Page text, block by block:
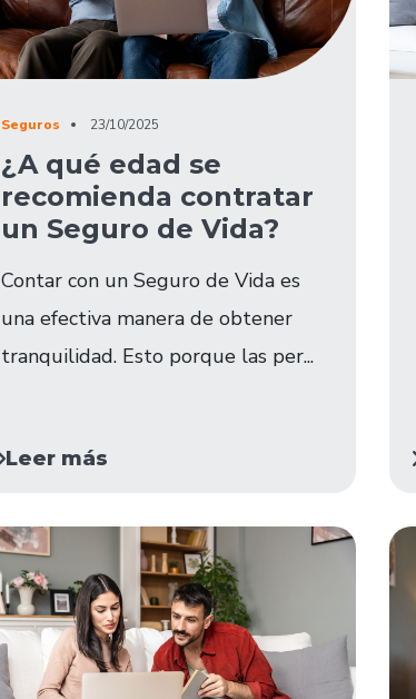
Seguros 23/10/2025
¿A qué edad se
recomienda contratar
un Seguro de Vida?
Contar con un Seguro de Vida es
una efectiva manera de obtener
tranquilidad. Esto porque las per...
Leer más